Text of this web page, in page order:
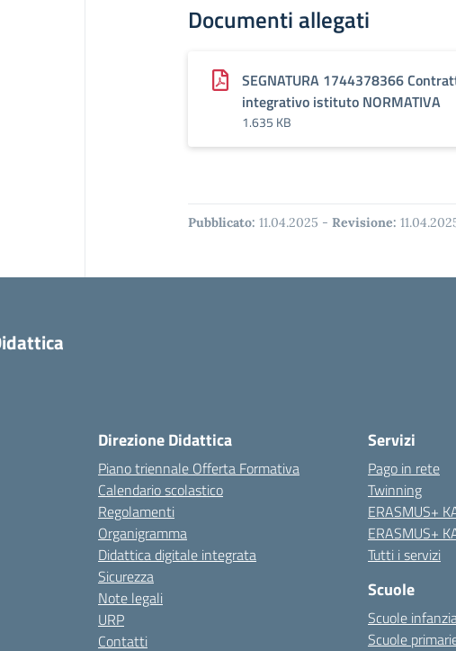
Documenti allegati
SEGNATURA 1744378366
integrativo istituto NORMATIVA
1.635 KB
Pubblicato: 11.04.2025 - Revisione:
Direzione Didattica
Piano triennale Offerta Formativa
Calendario scolastico
Regolamenti
Organigramma
Didattica digitale integrata
Sicurezza
Note legali
URP
Contatti
Servizi
Pago in rete
Twinning
ERASMUS+
ERASMUS+
Tutti i servizi
Scuole
Scuole
Scuole